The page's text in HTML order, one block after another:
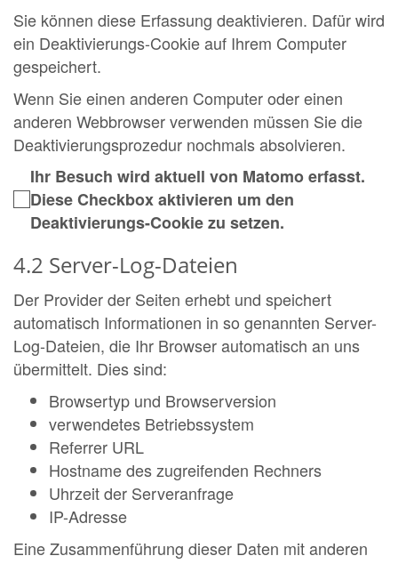
Sie können diese Erfassung deaktivieren. Dafür wird
ein Deaktivierungs-Cookie auf Ihrem Computer
gespeichert.
Wenn Sie einen anderen Computer oder einen
anderen Webbrowser verwenden müssen Sie die
Deaktivierungsprozedur nochmals absolvieren.
Ihr Besuch wird aktuell von Matomo erfasst.
Diese Checkbox aktivieren um den
Deaktivierungs-Cookie zu setzen.
4.2 Server-Log-Dateien
Der Provider der Seiten erhebt und speichert
automatisch Informationen in so genannten Server-
Log-Dateien, die Ihr Browser automatisch an uns
übermittelt. Dies sind:
Browsertyp und Browserversion
verwendetes Betriebssystem
Referrer URL
Hostname des zugreifenden Rechners
Uhrzeit der Serveranfrage
IP-Adresse
Eine Zusammenführung dieser Daten mit anderen